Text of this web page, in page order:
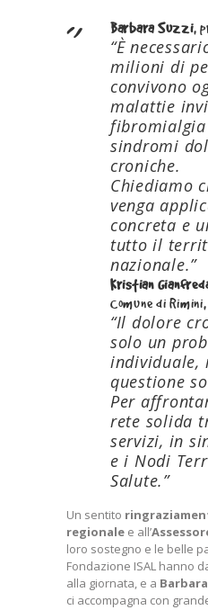
Barbara Suzzi,
“È
milioni di
convivono
malattie
sindromi
croniche.
Chiediamo
venga
concreta e
tutto il
nazionale.”
Kristian
Comune di
“Il dolore
solo un
individuale,
questione
Per
rete solida
servizi, in
e i Nodi
Salute.”
Un sentito
regionale e all’
loro sostegno e le belle
Fondazione ISAL hanno
alla giornata, e a
ci accompagna con